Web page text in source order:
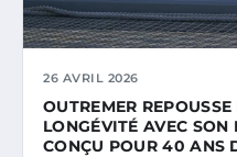
26 AVRIL 2026
OUTREMER
LONGÉVITÉ AVEC
CONÇU POUR 40 ANS